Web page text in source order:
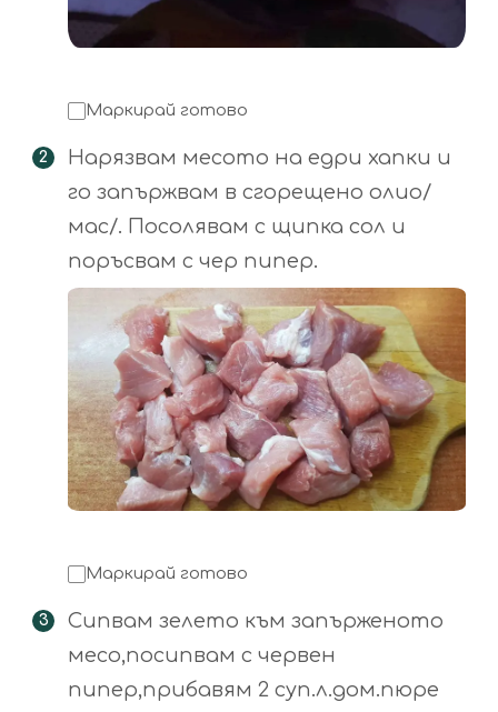
Маркирай готово
Нарязвам месото на едри хапки и
го запържвам в сгорещено олио/
мас/. Посолявам с щипка сол и
поръсвам с чер пипер.
Маркирай готово
Сипвам зелето към запърженото
месо,посипвам с червен
пипер,прибавям 2 суп.л.дом.пюре